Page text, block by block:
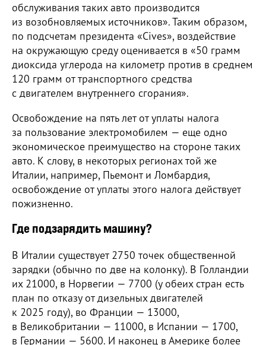
обслуживания таких авто производится
из возобновляемых источников». Таким образом,
по подсчетам президента «Cives», воздействие
на окружающую среду оценивается в «50 грамм
диоксида углерода на километр против в среднем
120 грамм от транспортного средства
с двигателем внутреннего сгорания».
Освобождение на пять лет от уплаты налога
за пользование электромобилем — еще одно
экономическое преимущество на стороне таких
авто. К слову, в некоторых регионах той же
Италии, например, Пьемонт и Ломбардия,
освобождение от уплаты этого налога действует
пожизненно.
Где подзарядить машину?
В Италии существует 2750 точек общественной
зарядки (обычно по две на колонку). В Голландии
их 21000, в Норвегии — 7700 (у обеих стран есть
план по отказу от дизельных двигателей
к 2025 году), во Франции — 13000,
в Великобритании — 11000, в Испании — 1700,
в Германии — 5600. И наконец в Америке более